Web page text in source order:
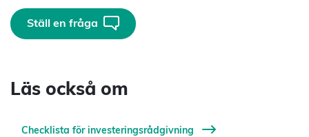
Ställ en fråga
Läs också om
Checklista för investeringsrådgivning